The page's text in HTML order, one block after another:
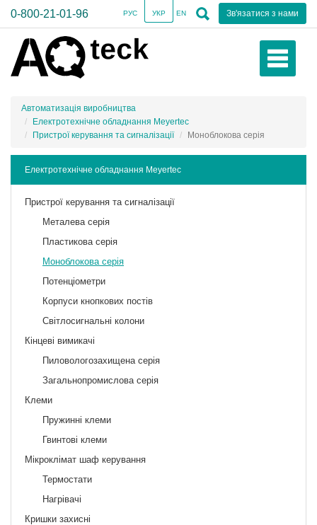
0-800-21-01-96 Зв'язатися з нами
РУС УКР EN
Автоматизація виробництва
Електротехнічне обладнання Meyertec
Пристрої керування та сигналізації
Моноблокова серія
Електротехнічне обладнання Meyertec
Пристрої керування та сигналізації
Металева серія
Пластикова серія
Моноблокова серія
Потенціометри
Корпуси кнопкових постів
Світлосигнальні колони
Кінцеві вимикачі
Пиловологозахищена серія
Загальнопромислова серія
Клеми
Пружинні клеми
Гвинтові клеми
Мікроклімат шаф керування
Термостати
Нагрівачі
Кришки захисні